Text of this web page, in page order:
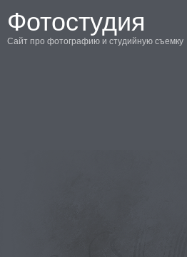
Фотостудия
Сайт про фотографию и студийную съемку